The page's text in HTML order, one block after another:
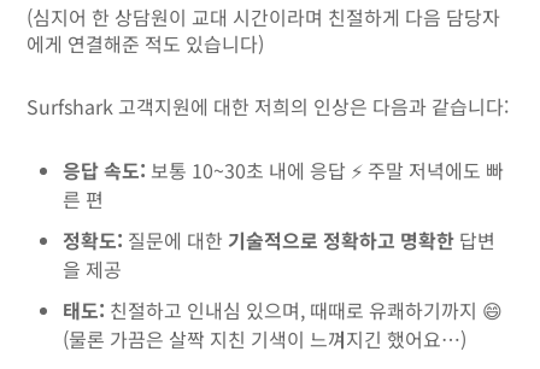
(심지어 한 상담원이 교대 시간이라며 친절하게 다음 담당자
에게 연결해준 적도 있습니다)
Surfshark 고객지원에 대한 저희의 인상은 다음과 같습니다:
응답 속도: 보통 10~30초 내에 응답 ⚡ 주말 저녁에도 빠
른 편
정확도: 질문에 대한 기술적으로 정확하고 명확한 답변
을 제공
태도: 친절하고 인내심 있으며, 때때로 유쾌하기까지 😄
(물론 가끔은 살짝 지친 기색이 느껴지긴 했어요…)